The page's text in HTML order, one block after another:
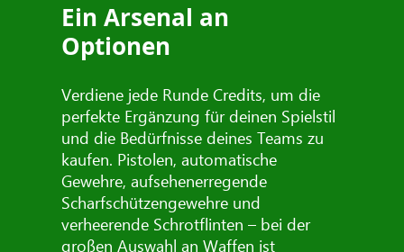
Ein Arsenal an
Optionen
Verdiene jede Runde Credits, um die
perfekte Ergänzung für deinen Spielstil
und die Bedürfnisse deines Teams zu
kaufen. Pistolen, automatische
Gewehre, aufsehenerregende
Scharfschützengewehre und
verheerende Schrotflinten – bei der
großen Auswahl an Waffen ist